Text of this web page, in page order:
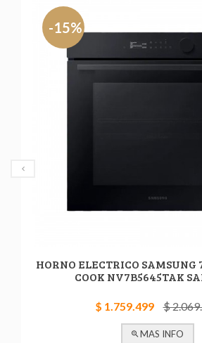
-15%
HORNO ELECTRICO
COOK NV7B5645TAK
$ 1.759.499 $
MAS INFO